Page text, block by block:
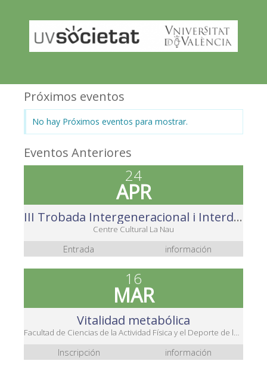
Próximos eventos
No hay Próximos eventos para mostrar.
Eventos Anteriores
24
APR
III Trobada Intergeneracional i Interdisciplinària UV: La DANA. Diferents generacions, diferents mirades. 2 crèdits Nau Gran*. Inscripció oberta
Centre Cultural La Nau
Entrada información
16
MAR
Vitalidad metabólica
Inscripción información